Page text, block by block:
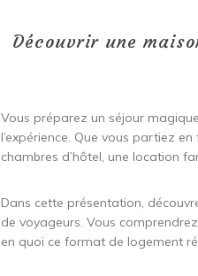
Découvrir une
Vous préparez un séjour
l’expérience. Que vous partiez
chambres d’hôtel, une location
Dans cette présentation,
de voyageurs. Vous
en quoi ce format de logement